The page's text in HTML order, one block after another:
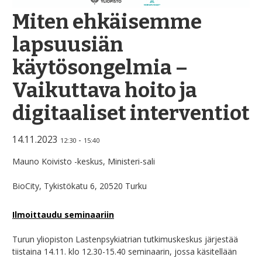
Miten ehkäisemme
lapsuusiän
käytösongelmia –
Vaikuttava hoito ja
digitaaliset interventiot
14.11.2023 12:30 - 15:40
Mauno Koivisto -keskus, Ministeri-sali
BioCity, Tykistökatu 6, 20520 Turku
Ilmoittaudu seminaariin
Turun yliopiston Lastenpsykiatrian tutkimuskeskus järjestää
tiistaina 14.11. klo 12.30-15.40 seminaarin, jossa käsitellään